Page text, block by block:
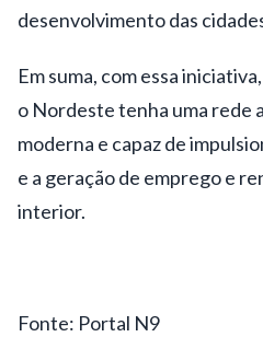
desenvolvimento das
Em suma, com essa
o Nordestetenha uma rede
moderna e capaz de
e a geração de empregoe
interior.
Fonte: Portal N9